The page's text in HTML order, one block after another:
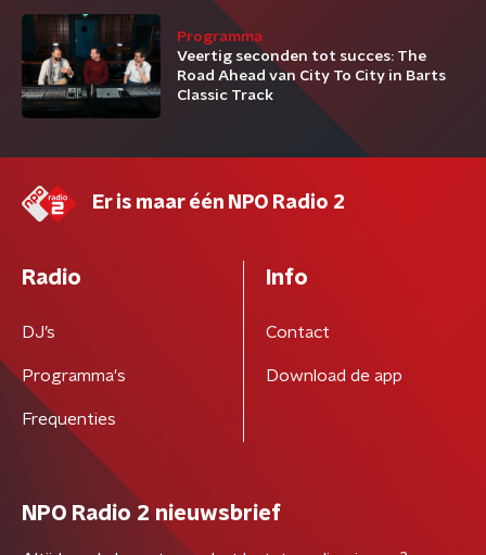
Programma
Veertig seconden tot succes: The
Road Ahead van City To City in Barts
Classic Track
Er is maar één NPO Radio 2
Radio
DJ’s
Programma's
Frequenties
Info
Contact
Download de app
NPO Radio 2 nieuwsbrief